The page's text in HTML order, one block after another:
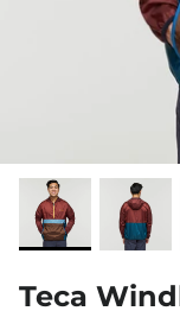
GEAR FOR
Teca